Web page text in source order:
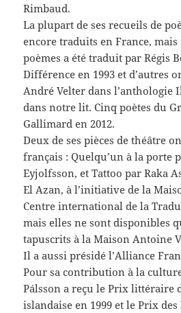
Rimbaud.
La plupart de ses recueils de
encore traduits en France, mais
poèmes a été traduit par Régis
Différence en 1993 et d’autres
André Velter dans l’anthologie
dans notre lit. Cinq poètes du
Gallimard en 2012.
Deux de ses pièces de théâtre
français : Quelqu’un à la porte
Eyjolfsson, et Tattoo par Raka
El Azan, à l’initiative de la
Centre international de la
mais elles ne sont disponibles
tapuscrits à la Maison Antoine
Il a aussi présidé l’Alliance
Pour sa contribution à la
Pálsson a reçu le Prix littéraire
islandaise en 1999 et le Prix